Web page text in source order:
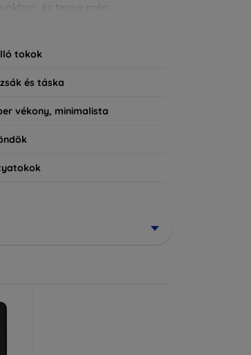
és tegye még
tokok
és táska
vékony, minimalista